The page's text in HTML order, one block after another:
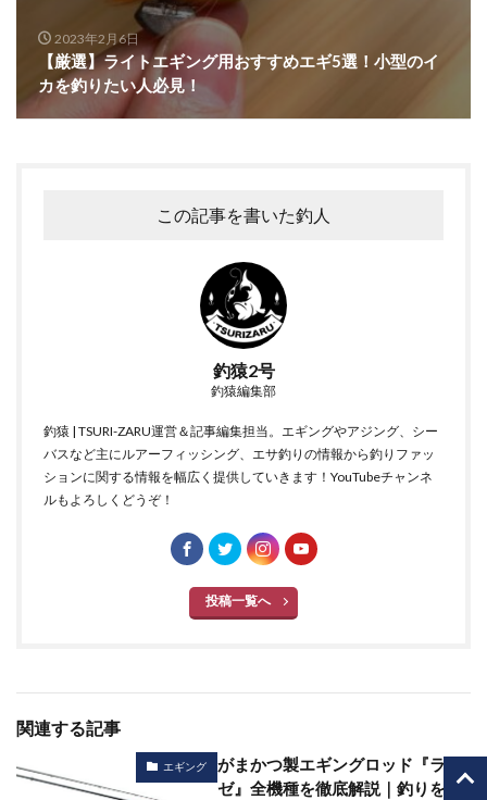
2023年2月6日
【厳選】ライトエギング用おすすめエギ5選！小型のイ
カを釣りたい人必見！
この記事を書いた釣人
釣猿2号
釣猿編集部
釣猿 | TSURI-ZARU運営＆記事編集担当。エギングやアジング、シー
バスなど主にルアーフィッシング、エサ釣りの情報から釣りファッ
ションに関する情報を幅広く提供していきます！YouTubeチャンネ
ルもよろしくどうぞ！
投稿一覧へ
関連する記事
エギング
がまかつ製エギングロッド『ラグ
ゼ』全機種を徹底解説｜釣りをも